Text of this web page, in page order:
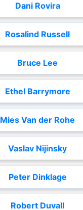
Dani Rovira
Rosalind Russell
Bruce Lee
Ethel Barrymore
Mies Van der Rohe
Vaslav Nijinsky
Peter Dinklage
Robert Duvall